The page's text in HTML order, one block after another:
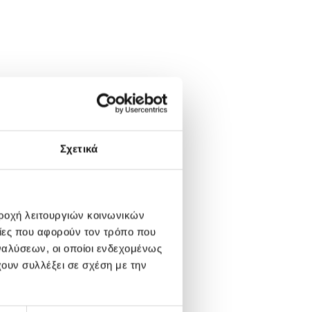
Σχετικά
λειτουργιών κοινωνικών
που αφορούν τον τρόπο που
οι οποίοι ενδεχομένως
συλλέξει σε σχέση με την